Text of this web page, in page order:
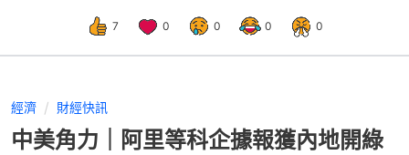
7 0 0 0 0
經濟 財經快訊
中美角力｜阿里等科企據報獲內地開綠